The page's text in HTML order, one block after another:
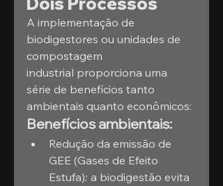
A implementação de
biodigestores ou unidades de
compostagem
industrial proporciona uma
série de benefícios tanto
ambientais quanto econômicos:
Benefícios ambientais:
Redução da emissão de
GEE (Gases de Efeito
Estufa): a biodigestão evita